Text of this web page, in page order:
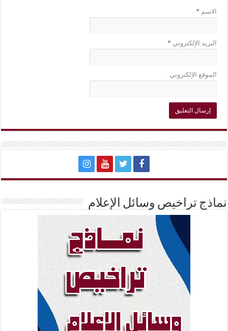
الاسم*
البريد الإلكتروني*
الموقع الإلكتروني
نماذج تراخيص وسائل الإعلام